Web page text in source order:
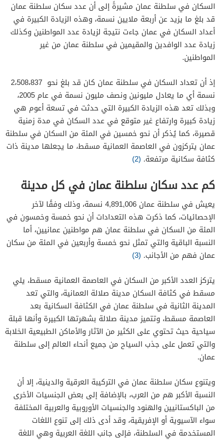
السكان في سلطنة عمان مشيرةً إلى أن عدد سكان سلطنة عمان
قد بلغ ما يزيد عن أربعة ملايين نسمة، وهذه الزيادة الكبيرة في
أعداد السكان في عمان جاءت نتيجة لزيادة عدد المواطنين وكذلك
زيادة عدد الوافدين والمقيمين في سلطنة عمان من غير
المواطنين.
إذ أن تعداد السكان في سلطنة عمان كان قد بلغ نحو 2،508،837
نسمة أي ما يعادل مليونين ونصف مليون نسمة في عام 2005،
وبذلك تعد هذه الزيادة الكبيرة التي حدثت في تسعة أعوم هي
زيادة كبيرة وارتفاع غير متوقع في عدد السكان في مدة زمنية
قصيرة، كما يُذكر أن نحو خمسين في المئة من السكان في سلطنة
عمان يتركزون في العاصمة العمانية مسقط، ما يجعلها مدينة ذات
كثافة سكانية مرتفعة. (2)
كم عدد سكان سلطنة عمان في كل مدينة
يعيش في سلطنة عمان 4,891,006 نسمة، وذلك وفقًا لآخر
الإحصائيات، كما ذكرت هذه التعدادات أن نحو خمسة وخمسون في
المئة من السكان في سلطنة عمان هم مواطنين عمانيين، أما
النسبة الباقية والتي تمثل نحو خمسة وأربعين في المئة من سكان
عمان فهم من الأجانب. (3)
يتركز العدد الأكبر من السكان في العاصمة العمانية مسقط، يلي
مسقط في كثافة السكان مدينة صلالة العمانية، والتي تعد
المدينة الثانية في سلطنة عمان في الكثافة السكانية بعد
العاصمة مسقط، وتتميز مدينة صلالة بشهرتها الكبيرة وأنها قبلة
سياحية حيث تحتوي على الكثير من الآثار والأماكن الطبيعية الخلابة
والتي تعمل على جذب السياح من جميع أنحاء العالم إلى سلطنة
عمان.
ويتنوع سكان سلطنة عمان في التركيبة العرقية والدينية، إلا أن
النسبة الأكبر هم من العرب، بالإضافة إلى بعض الجنسيات الأخرى
من الباكستانيين والهنود والجنسيات الأوروبية والعربية المختلفة
سواء الآسيوية أو الإفريقية، وقد أدى ذلك إلى تنوع اللغات
المستخدمة في السلطنة، فإلى جانب اللغة العربية وهي اللغة